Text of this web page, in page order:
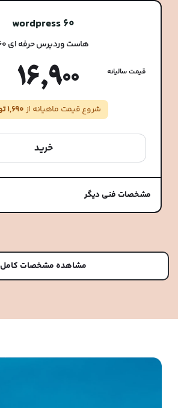
wordpress 60
هاست وردپرس حرفه ای 60
قیمت سالیانه 16,900
شروع قیمت ماهیانه از
خرید
مشخصات فنی دیگر
مشاهده مشخصات کامل